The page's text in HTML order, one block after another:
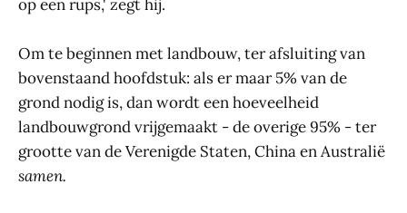
op een rups,' zegt hij.
Om te beginnen met landbouw, ter afsluiting van
bovenstaand hoofdstuk: als er maar 5% van de
grond nodig is, dan wordt een hoeveelheid
landbouwgrond vrijgemaakt - de overige 95% - ter
grootte van de Verenigde Staten, China en Australië
samen.